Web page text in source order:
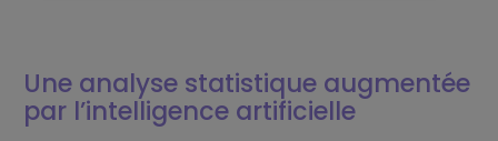
Une analyse statistique augmentée
par l’intelligence artificielle